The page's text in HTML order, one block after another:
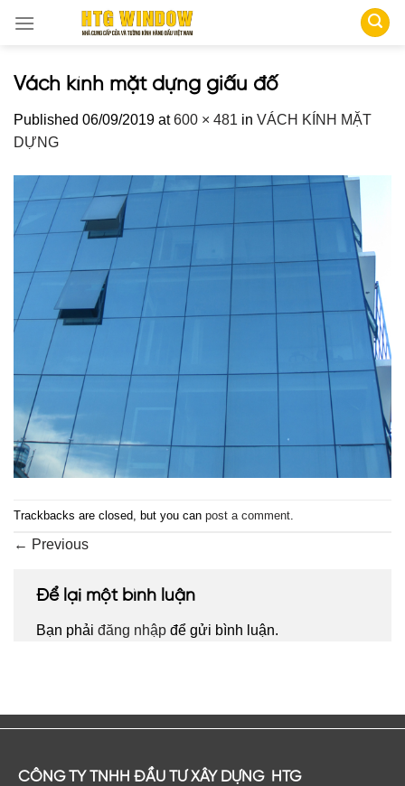
Vách kính mặt dựng giấu đố
Published 06/09/2019 at600 × 481 in VÁCH KÍNH MẶT
DỰNG
Trackbacks are closed, but you can post a comment
← Previous
Để lại một bình luận
Bạn phải đăng nhập để gửi bình luận.
CÔNG TY TNHH ĐẦU TƯ XÂY DỰNG HTG